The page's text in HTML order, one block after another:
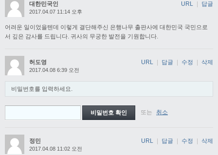
대한민국인
2017.04.07 11:14 오후
어려운 일이었을텐데 이렇게 결단해주신 은행나무 출판사에 대한민국 국민으로
서 깊은 감사를 드립니다. 귀사의 무궁한 발전을 기원합니다.
URL 답글
허도영
2017.04.08 6:39 오전
비밀번호를 입력하세요.
또는 취소
URL 답글 수정 삭제
정민
2017.04.08 11:02 오전
URL 답글 수정 삭제